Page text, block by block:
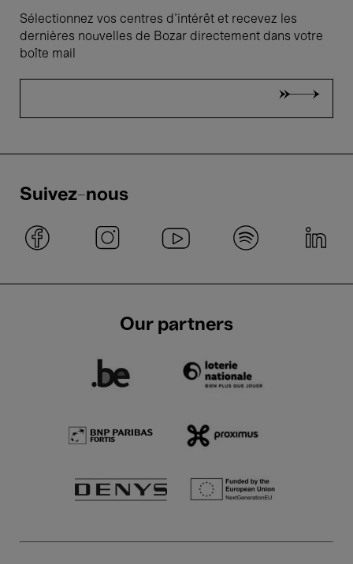
Sélectionnez vos centres d'intérêt et recevez les
dernières nouvelles de Bozar directement dans votre
boîte mail
Suivez-nous
Our partners